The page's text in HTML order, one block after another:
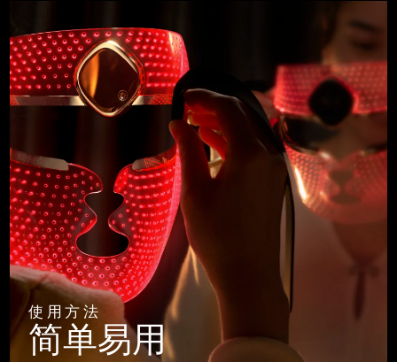
使用方法
简单易用